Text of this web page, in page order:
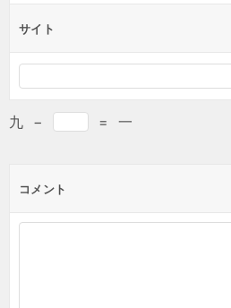
サイト
九 − = 一
コメント